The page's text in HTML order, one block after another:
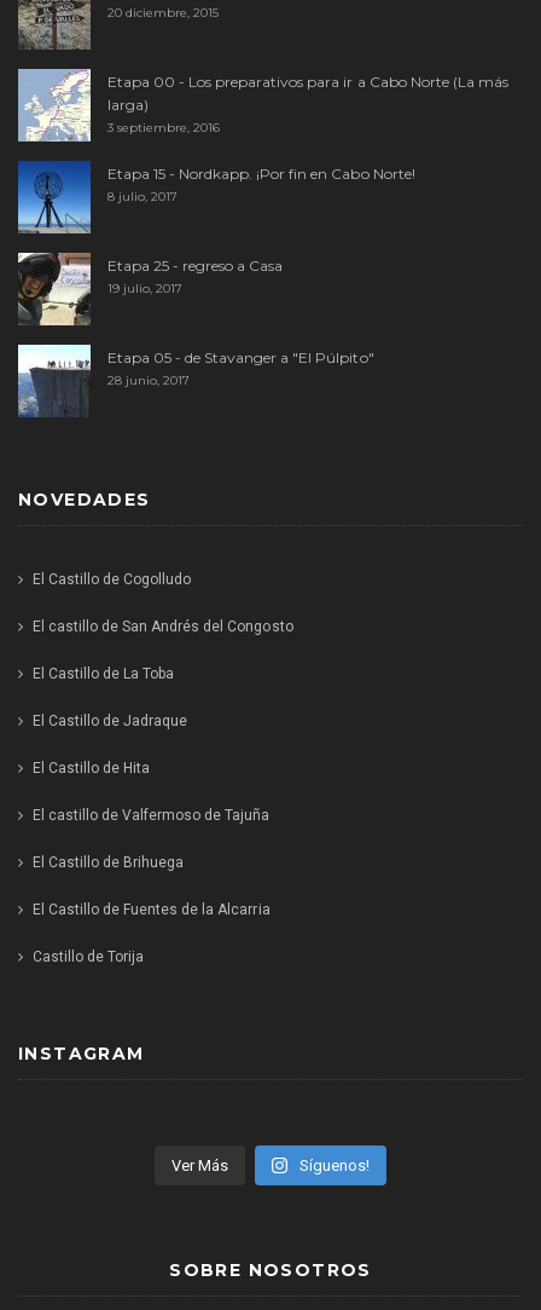
20 diciembre, 2015
Etapa 00 - Los preparativos para ir a Cabo Norte (La más
larga)
3 septiembre, 2016
Etapa 15 - Nordkapp. ¡Por fin en Cabo Norte!
8 julio, 2017
Etapa 25 - regreso a Casa
19 julio, 2017
Etapa 05 - de Stavanger a "El Púlpito"
28 junio, 2017
NOVEDADES
El Castillo de Cogolludo
El castillo de San Andrés del Congosto
El Castillo de La Toba
El Castillo de Jadraque
El Castillo de Hita
El castillo de Valfermoso de Tajuña
El Castillo de Brihuega
El Castillo de Fuentes de la Alcarria
Castillo de Torija
INSTAGRAM
Ver Más Síguenos!
SOBRE NOSOTROS